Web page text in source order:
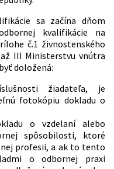
sa začína dňom
kvalifikácie na
č.1 živnostenského
III Ministerstvu vnútra
doložená:
žiadateľa, je
fotokópiu dokladu o
o vzdelaní alebo
spôsobilosti, ktoré
profesii, a ak to tento
o odbornej praxi